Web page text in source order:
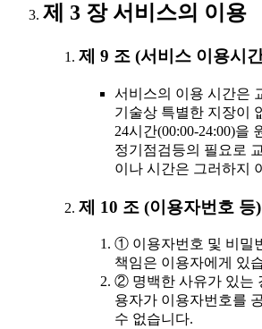
제 3 장 서비스의 이용
제 9 조 (서비스 이용시
서비스의 이용 시간은
기술상 특별한 지장이
24시간(00:00-24:00)을
정기점검등의 필요로
이나 시간은 그러하지
제 10 조 (이용자번호 등)
① 이용자번호 및 비밀
책임은 이용자에게 있
② 명백한 사유가 있는
용자가 이용자번호를
수 없습니다.